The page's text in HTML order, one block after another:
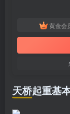
黄金会
天桥起重基